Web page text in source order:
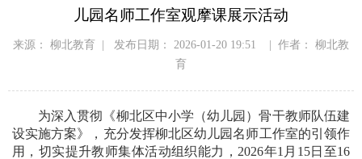
儿园名师工作室观摩课展示活动
来源： 柳北教育 | 发布日期： 2026-01-20 19:51 | 作者： 柳北教
育
为深入贯彻《柳北区中小学（幼儿园）骨干教师队伍建
设实施方案》，充分发挥柳北区幼儿园名师工作室的引领作
用，切实提升教师集体活动组织能力，2026年1月15日至16